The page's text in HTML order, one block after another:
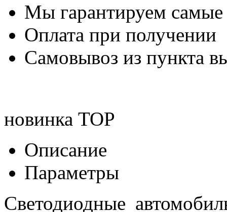
Мы гарантируем
Оплата при получении
Самовывоз из пункта
новинка TOP
Описание
Параметры
Светодиодные